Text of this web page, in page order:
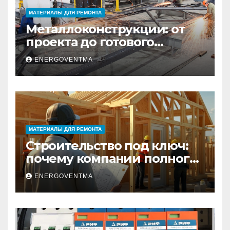
МАТЕРИАЛЫ ДЛЯ РЕМОНТА
Металлоконструкции: от
проекта до готового
изделия – полный
практический гид
ENERGOVENTMA
МАТЕРИАЛЫ ДЛЯ РЕМОНТА
Строительство под ключ:
почему компании полного
цикла меняют рынок
недвижимости
ENERGOVENTMA